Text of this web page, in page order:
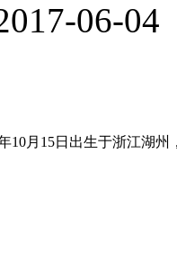
06-04
10月15日出生于浙江湖